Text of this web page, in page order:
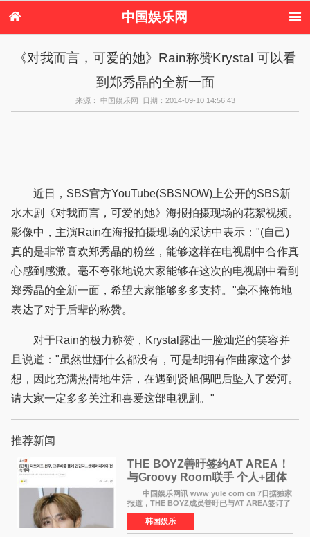
中国娱乐网
港台娱乐
日本娱乐 韩国娱乐
欧美娱乐
音乐新闻 影视新闻
港台明星八卦
日本韩国明星
欧美明星八卦
《对我而言，可爱的她》Rain称赞Krystal 可以看
到郑秀晶的全新一面
来源： 中国娱乐网 日期：2014-09-10 14:56:43
近日，SBS官方YouTube(SBSNOW)上公开的SBS新
水木剧《对我而言，可爱的她》海报拍摄现场的花絮视频。
影像中，主演Rain在海报拍摄现场的采访中表示："(自己)
真的是非常喜欢郑秀晶的粉丝，能够这样在电视剧中合作真
心感到感激。毫不夸张地说大家能够在这次的电视剧中看到
郑秀晶的全新一面，希望大家能够多多支持。"毫不掩饰地
表达了对于后辈的称赞。
对于Rain的极力称赞，Krystal露出一脸灿烂的笑容并
且说道："虽然世娜什么都没有，可是却拥有作曲家这个梦
想，因此充满热情地生活，在遇到贤旭偶吧后坠入了爱河。
请大家一定多多关注和喜爱这部电视剧。"
推荐新闻
THE BOYZ善旴签约AT AREA！
与Groovy Room联手 个人+团体
活动并行
中国娱乐网讯 www yule com cn 7日据独家
报道，THE BOYZ成员善旴已与AT AREA签订了
专属合约。AT AREA是由知名制作人组合
Groovy Room创立的hip-hop厂牌，旗下拥有多
位实力派音乐人，在韩
韩国娱乐